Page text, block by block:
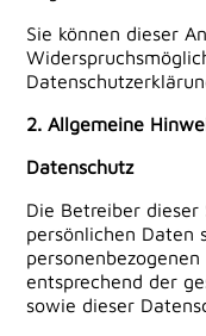
Sie können dieser
2. Allgemeine
Datenschutz
Die Betreiber
persönlichen Daten
entsprechend der
sowie dieser